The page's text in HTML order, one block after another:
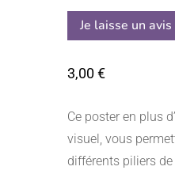
Je laisse un avis
3,00€
Ce poster en plus
visuel, vous
différents piliers